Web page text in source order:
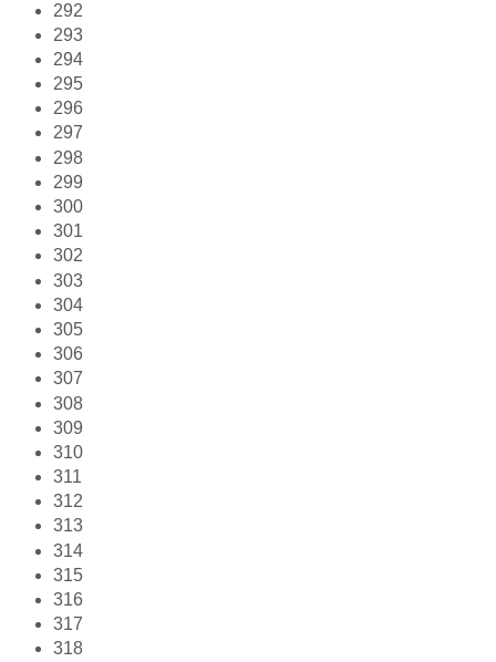
292
293
294
295
296
297
298
299
300
301
302
303
304
305
306
307
308
309
310
311
312
313
314
315
316
317
318